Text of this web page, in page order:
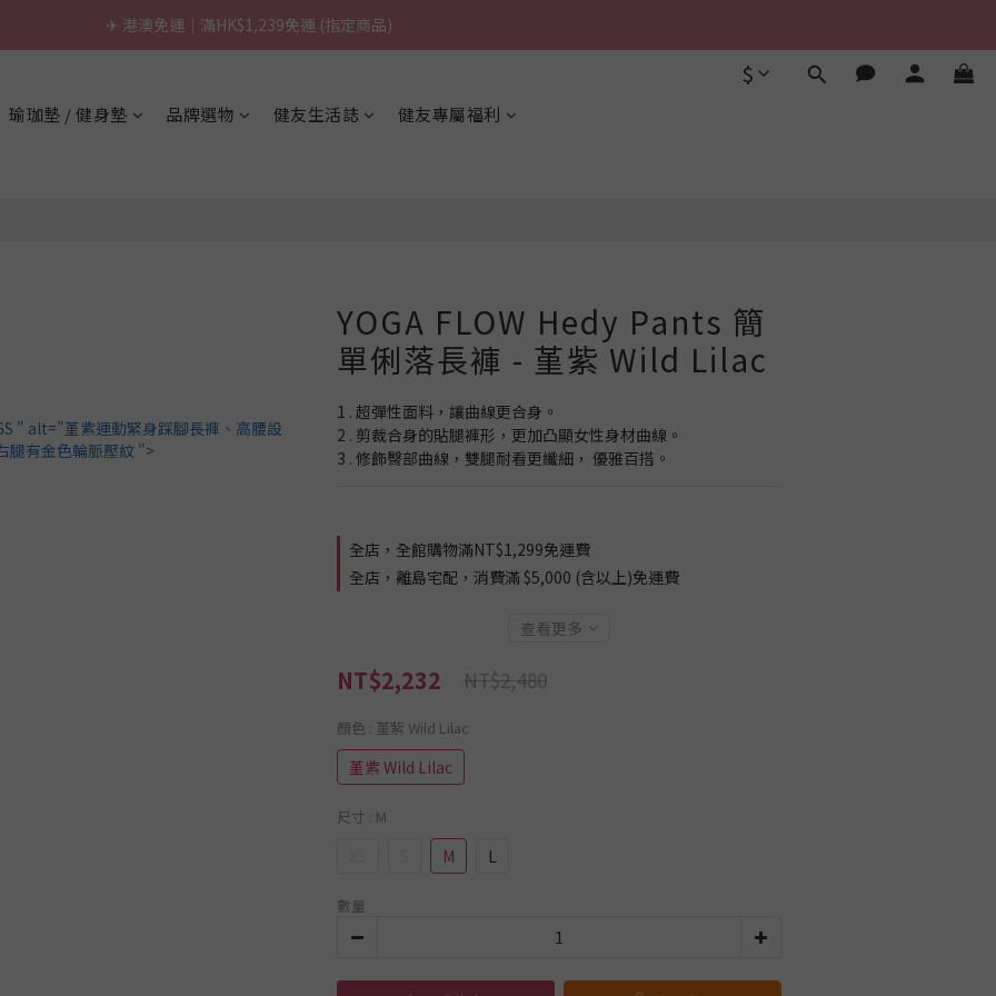
\ 台灣製超慢跑墊 / 升級啦.ᐟ.ᐟ（點我看介紹 💬）
✈ 港澳免運｜滿HK$1,239免運 (指定商品)
$
瑜珈墊 / 健身墊 品牌選物 健友生活誌 健友專屬福利
YOGA FLOW Hedy Pants 簡
單俐落長褲 - 堇紫 Wild Lilac
1 . 超彈性面料，讓曲線更合身。
2 . 剪裁合身的貼腿褲形，更加凸顯女性身材曲線。
3 . 修飾臀部曲線，雙腿耐看更纖細， 優雅百搭。
全店，全館購物滿NT$1,299免運費
全店，離島宅配，消費滿 $5,000 (含以上)免運費
查看更多
NT$2,232 NT$2,480
顏色 : 堇紫 Wild Lilac
堇紫 Wild Lilac
尺寸 : M
M L
數量
立即購買